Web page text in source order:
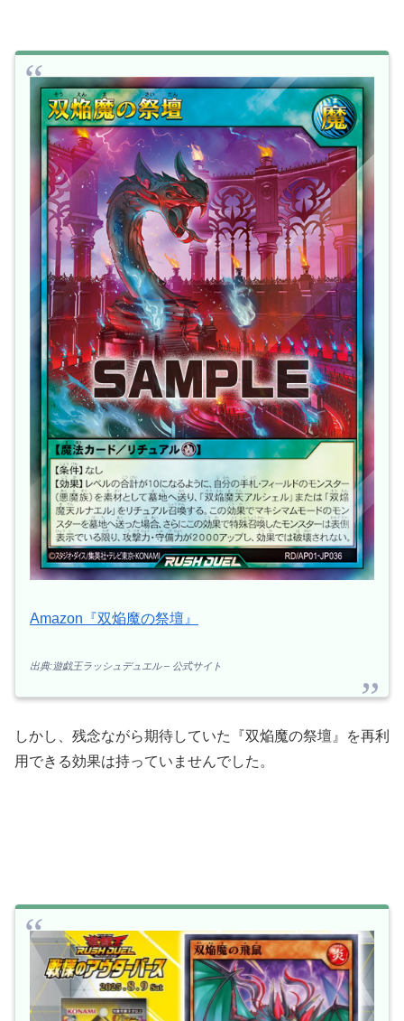
Amazon『双焔魔の祭壇』
出典:遊戯王ラッシュデュエル – 公式サイト
しかし、残念ながら期待していた『双焔魔の祭壇』を再利
用できる効果は持っていませんでした。